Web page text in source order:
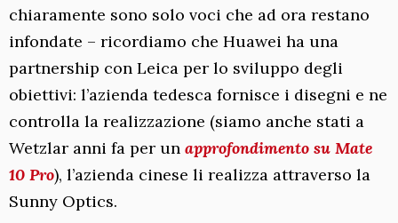
chiaramente sono solo voci che ad ora restano
infondate – ricordiamo che Huawei ha una
partnership con Leica per lo sviluppo degli
obiettivi: l’azienda tedesca fornisce i disegni e ne
controlla la realizzazione (siamo anche stati a
Wetzlar anni fa per un approfondimento su Mate
10 Pro), l’azienda cinese li realizza attraverso la
Sunny Optics.